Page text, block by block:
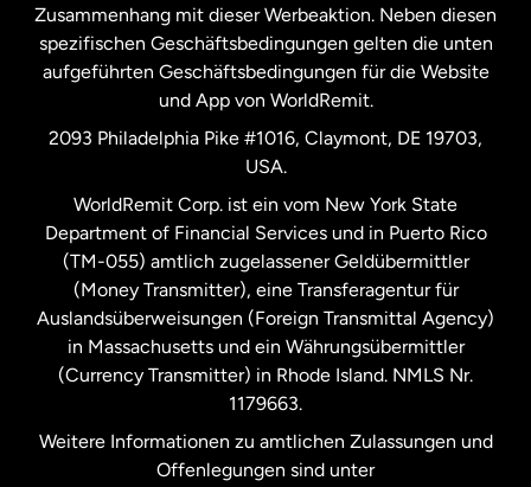
Spanien
Vereinigte Staaten English
Vereinigte Staaten
Vereinigtes Königreich
Zusammenhang mit dieser Werbeaktion. Neben diesen
spezifischen Geschäftsbedingungen gelten die unten
aufgeführten Geschäftsbedingungen für die Website
und App von WorldRemit.
2093 Philadelphia Pike #1016, Claymont, DE 19703,
USA.
WorldRemit Corp. ist ein vom New York State
Department of Financial Services und in Puerto Rico
(TM-055) amtlich zugelassener Geldübermittler
(Money Transmitter), eine Transferagentur für
Auslandsüberweisungen (Foreign Transmittal Agency)
in Massachusetts und ein Währungsübermittler
(Currency Transmitter) in Rhode Island. NMLS Nr.
1179663.
Weitere Informationen zu amtlichen Zulassungen und
Offenlegungen sind unter